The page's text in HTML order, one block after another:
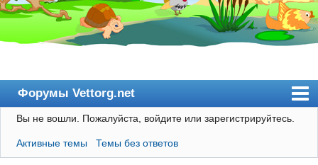
Форумы Vettorg.net
Главная
Пользователи
Вы не вошли. Пожалуйста, войдите или зарегистрируйтесь.
Активные темы Темы без ответов